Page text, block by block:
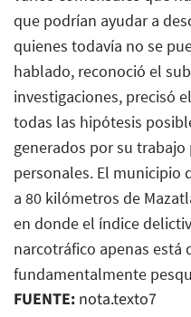
que podrían ayudar a
quienes todavía no se
hablado, reconoció el
investigaciones, precisó
todas las hipótesis
generados por su
personales. El municipio
a 80 kilómetros de
en donde el índice
narcotráfico apenas está
fundamentalmente
FUENTE: nota.texto7